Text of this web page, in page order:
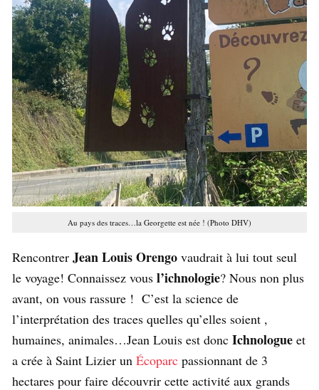
Au pays des traces…la Georgette est née ! (Photo DHV)
Rencontrer Jean Louis Orengo vaudrait à lui tout seul
le voyage! Connaissez vous l’ichnologie? Nous non plus
avant, on vous rassure ! C’est la science de
l’interprétation des traces quelles qu’elles soient ,
humaines, animales…Jean Louis est donc Ichnologue et
a crée à Saint Lizier un Écoparc passionnant de 3
hectares pour faire découvrir cette activité aux grands